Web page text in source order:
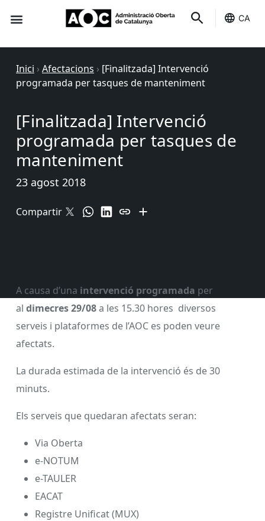
CA
Inici › Afectacions › [Finalitzada] Intervenció
programada per tasques de manteniment
[Finalitzada] Intervenció
programada per tasques de
manteniment
23 agost 2018
Compartir
A causa d’una intervenció programada per
al dimecres 29/08a les 15.30 hores diversos
serveis i plataformes de l’AOC es poden veure
afectats.
La durada estimada de la intervenció és de 30
minuts.
Els serveis que quedaran afectats seran:
Via Oberta
e-NOTUM
e-TAULER
EACAT
Registre Unificat (MUX)